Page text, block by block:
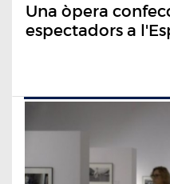
Una òpera
espectadors a